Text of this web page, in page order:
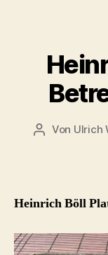
Beitragsautor
Von Ulrich
Heinrich Böll